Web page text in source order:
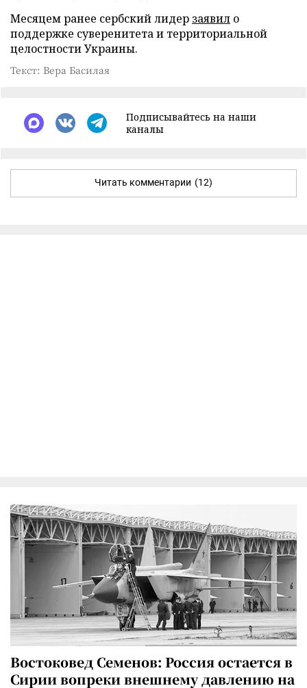
Месяцем ранее сербский лидер заявил о
поддержке суверенитета и территориальной
целостности Украины.
Текст: Вера Басилая
Подписывайтесь на наши
каналы
Читать комментарии (12)
Востоковед Семенов: Россия остается в
Сирии вопреки внешнему давлению на